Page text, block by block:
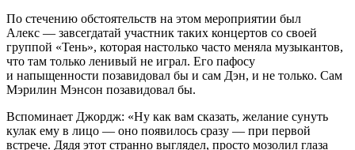
По стечению обстоятельств на этом мероприятии был
Алекс — завсегдатай участник таких концертов со своей
группой «Тень», которая настолько часто меняла музыкантов,
что там только ленивый не играл. Его пафосу
и напыщенности позавидовал бы и сам Дэн, и не только. Сам
Мэрилин Мэнсон позавидовал бы.
Вспоминает Джордж: «Ну как вам сказать, желание сунуть
кулак ему в лицо — оно появилось сразу — при первой
встрече. Дядя этот странно выглядел, просто мозолил глаза